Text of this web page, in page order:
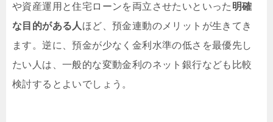
や資産運用と住宅ローンを両立させたいといった 明確
な目的がある人 ほど、預金連動のメリットが生きてき
ます。逆に、預金が少なく金利水準の低さを最優先し
たい人は、一般的な変動金利のネット銀行なども比較
検討するとよいでしょう。